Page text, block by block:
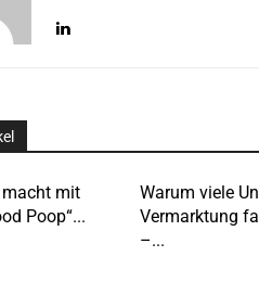
mit
Poop“...
Warum viele
Vermarktung
–...